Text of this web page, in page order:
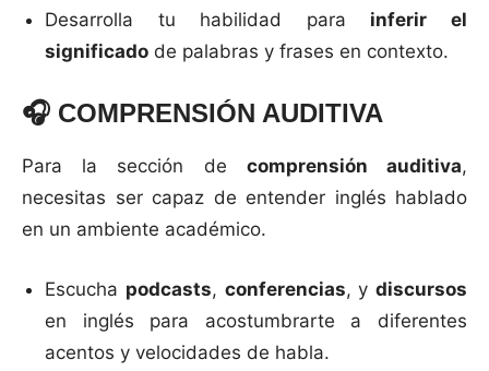
Desarrolla tu habilidad para inferir el
significado de palabras y frases en contexto.
🎧 COMPRENSIÓN AUDITIVA
Para la sección de comprensión auditiva,
necesitas ser capaz de entender inglés hablado
en un ambiente académico.
Escucha podcasts, conferencias, y discursos
en inglés para acostumbrarte a diferentes
acentos y velocidades de habla.